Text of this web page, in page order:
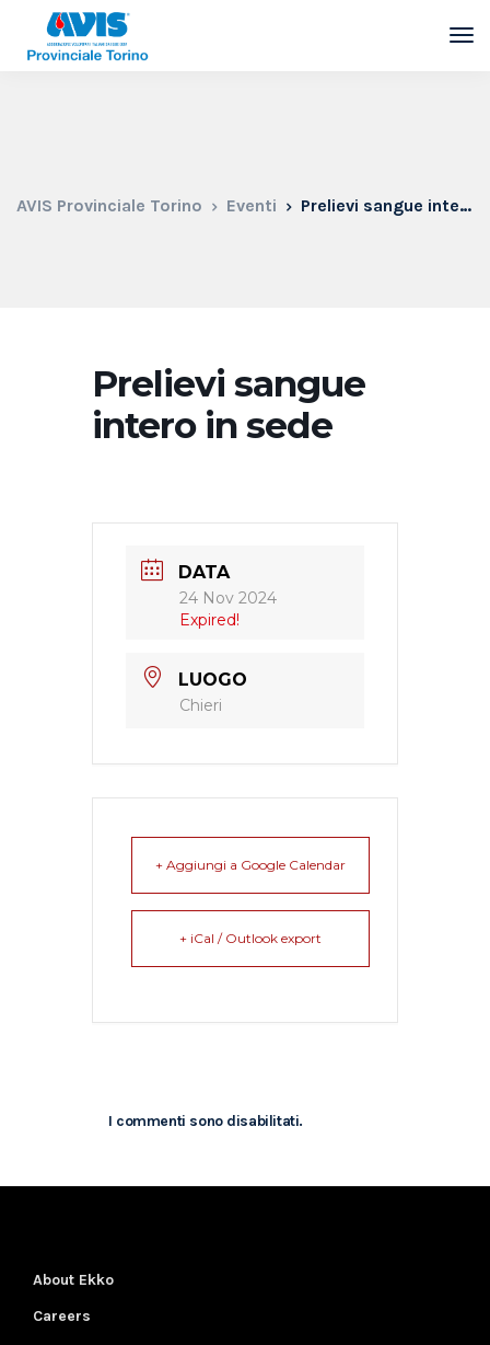
AVIS Provinciale Torino Eventi Prelievi sangue intero in sede
Prelievi sangue
intero in sede
DATA
24 Nov 2024
Expired!
LUOGO
Chieri
+ Aggiungi a Google Calendar
+ iCal / Outlook export
I commenti sono disabilitati.
About Ekko
Careers